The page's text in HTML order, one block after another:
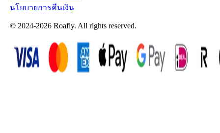
นโยบายการคืนเงิน
© 2024-2026 Roafly. All rights reserved.